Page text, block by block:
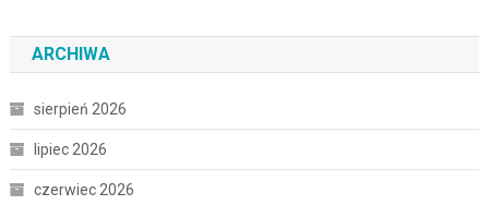
ARCHIWA
sierpień 2026
lipiec 2026
czerwiec 2026